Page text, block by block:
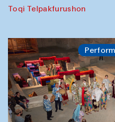
Toqi Telpakfurushon